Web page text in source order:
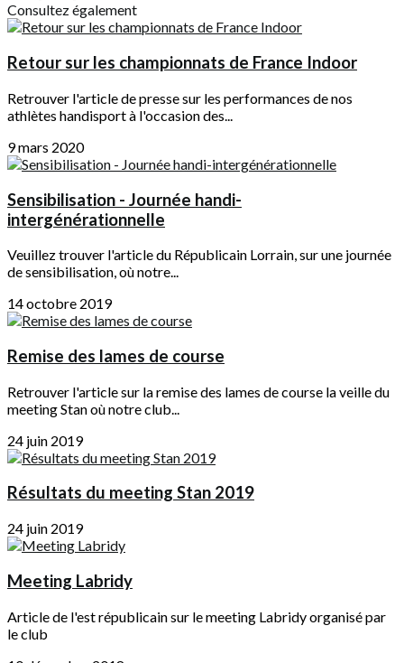
Consultez également
Retour sur les championnats de France Indoor
Retrouver l'article de presse sur les performances de nos
athlètes handisport à l'occasion des...
9 mars 2020
Sensibilisation - Journée handi-
intergénérationnelle
Veuillez trouver l'article du Républicain Lorrain, sur une journée
de sensibilisation, où notre...
14 octobre 2019
Remise des lames de course
Retrouver l'article sur la remise des lames de course la veille du
meeting Stan où notre club...
24 juin 2019
Résultats du meeting Stan 2019
24 juin 2019
Meeting Labridy
Article de l'est républicain sur le meeting Labridy organisé par
le club